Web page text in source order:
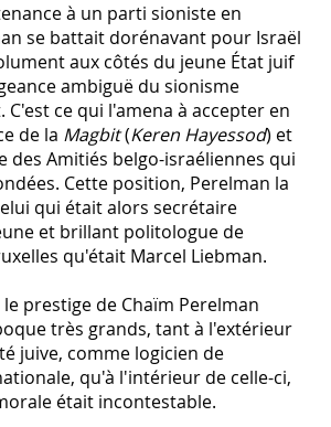
à un parti sioniste en
se battait dorénavant pour Israël
aux côtés du jeune État juif
ambiguë du sionisme
ce qui l'amena à accepter en
de la Magbit(Keren Hayessod) et
des Amitiés belgo-israéliennes qui
Cette position, Perelman la
qui était alors secrétaire
et brillant politologue de
qu'était Marcel Liebman.
prestige de Chaïm Perelman
très grands, tant à l'extérieur
juive, comme logicien de
qu'à l'intérieur de celle-ci,
était incontestable.